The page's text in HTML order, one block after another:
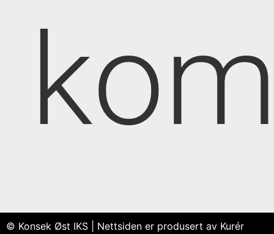
© Konsek Øst IKS | Nettsiden er produsert av Kurér